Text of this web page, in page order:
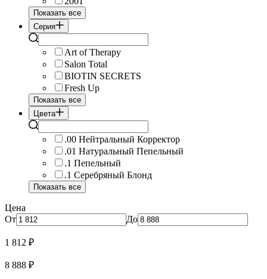
Показать все
Серия
Art of Therapy
Salon Total
BIOTIN SECRETS
Fresh Up
Показать все
Цвета
.00 Нейтральный Корректор
.01 Натуральный Пепельный
.1 Пепельный
.1 Серебряный Блонд
Показать все
Цена
От
До
1 812 ₽
8 888 ₽